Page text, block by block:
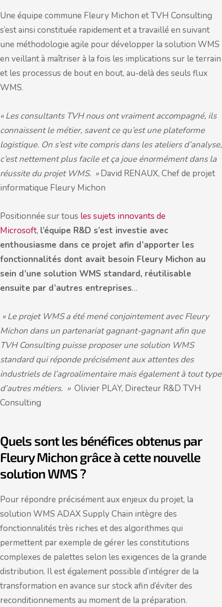
Une équipe commune Fleury Michon et TVH Consulting
s’est ainsi constituée rapidement et a travaillé en suivant
une méthodologie agile pour développer la solution WMS
en veillant à maîtriser à la fois les implications sur le terrain
et les processus de bout en bout, au-delà des seuls flux
WMS.
« Les consultants TVH nous ont vraiment accompagné, ils
connaissent le métier, savent ce qu’est une plateforme
logistique. On s’est vite compris dans les ateliers d’analyse,
c’est nettement plus facile et ça joue énormément dans la
réussite du projet WMS. »David RENAUX, Chef de projet
informatique Fleury Michon
Positionnée sur tous les sujets innovants de
Microsoft, l’équipe R&D s’est investie avec
enthousiasme dans ce projet afin d’apporter les
fonctionnalités dont avait besoin Fleury Michon au
sein d’une solution WMS standard, réutilisable
ensuite par d’autres entreprises…
» Le projet WMS a été mené conjointement avec Fleury
Michon dans un partenariat gagnant-gagnant afin que
TVH Consulting puisse proposer une solution WMS
standard qui réponde précisément aux attentes des
industriels de l’agroalimentaire mais également à tout type
d’autres métiers. » Olivier PLAY, Directeur R&D TVH
Consulting
Quels sont les bénéfices obtenus par
Fleury Michon grâce à cette nouvelle
solution WMS ?
Pour répondre précisément aux enjeux du projet, la
solution WMS ADAX Supply Chain intègre des
fonctionnalités très riches et des algorithmes qui
permettent par exemple de gérer les constitutions
complexes de palettes selon les exigences de la grande
distribution. Il est également possible d’intégrer de la
transformation en avance sur stock afin d’éviter des
reconditionnements au moment de la préparation.